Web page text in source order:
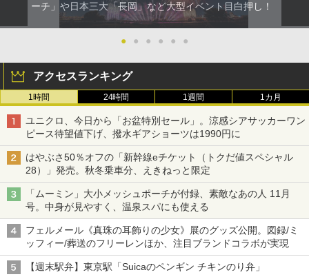
ーチ」や日本三大「長岡」など大型イベント目白押し！
● ● ● ● ● ●
アクセスランキング
1時間 24時間 1週間 1カ月
ユニクロ、今日から「お盆特別セール」。涼感シアサッカーワン
ピース待望値下げ、撥水ギアショーツは1990円に
はやぶさ50％オフの「新幹線eチケット（トクだ値スペシャル
28）」発売。秋冬乗車分、えきねっと限定
「ムーミン」大小メッシュポーチが付録、素敵なあの人 11月
号。中身が見やすく、温泉スパにも使える
フェルメール《真珠の耳飾りの少女》展のグッズ公開。図録/ミ
ッフィー/葬送のフリーレンほか、注目ブランドコラボが実現
【週末駅弁】東京駅「Suicaのペンギン チキンのり弁」